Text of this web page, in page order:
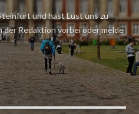
und hast Lust uns zu
Redaktion vorbei oder melde